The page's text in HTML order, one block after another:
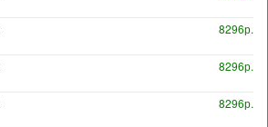
8296р.
8296р.
8296р.